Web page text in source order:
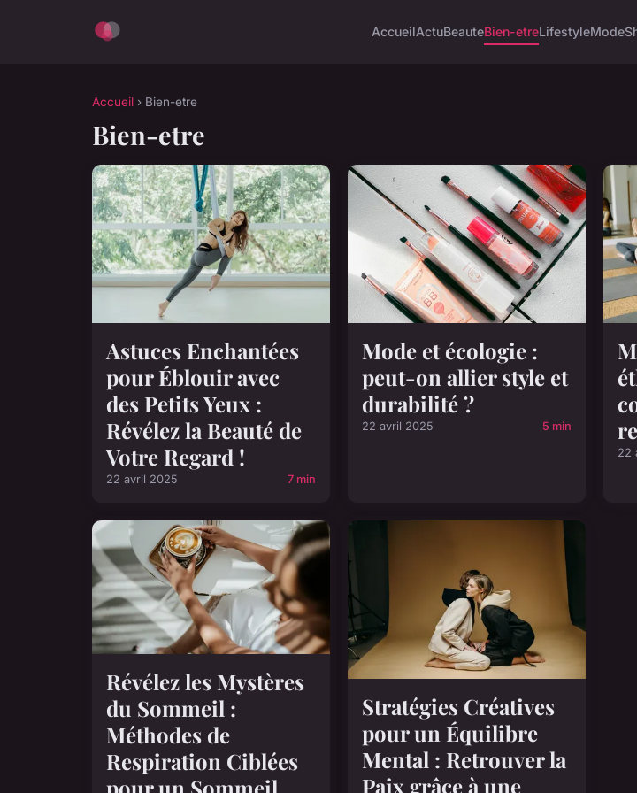
AccueilActuBeauteBien-etreLifestyleMode
Accueil › Bien-etre
Bien-etre
Astuces Enchantées
pour Éblouir avec
des Petits Yeux :
Révélez la Beauté de
Votre Regard !
22 avril 2025 7 min
Mode et écologie :
peut-on allier style et
durabilité ?
22 avril 2025 5 min
22
Révélez les Mystères
du Sommeil :
Méthodes de
Respiration Ciblées
Stratégies Créatives
pour un Équilibre
Mental : Retrouver la
Paix grâce à une